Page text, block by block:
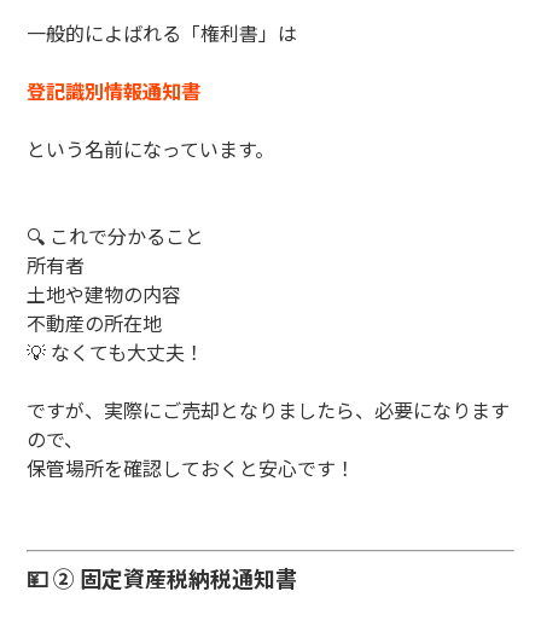
一般的によばれる「権利書」は
登記識別情報通知書
という名前になっています。
🔍 これで分かること
所有者
土地や建物の内容
不動産の所在地
💡 なくても大丈夫！
ですが、実際にご売却となりましたら、必要になります
ので、
保管場所を確認しておくと安心です！
💴 ② 固定資産税納税通知書